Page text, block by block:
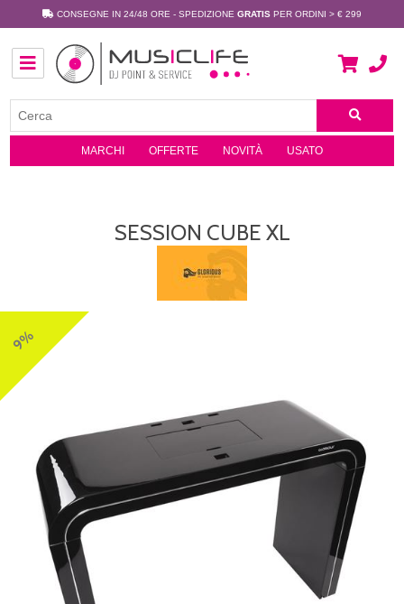
CONSEGNE IN 24/48 ORE - SPEDIZIONE GRATIS PER ORDINI > € 299
MARCHI OFFERTE NOVITÀ USATO
SESSION CUBE XL
9%